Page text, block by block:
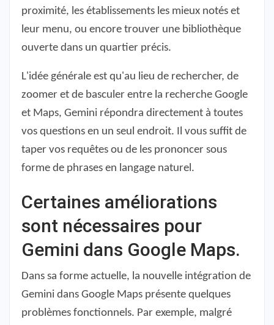
proximité, les établissements les mieux notés et
leur menu, ou encore trouver une bibliothèque
ouverte dans un quartier précis.
L'idée générale est qu'au lieu de rechercher, de
zoomer et de basculer entre la recherche Google
et Maps, Gemini répondra directement à toutes
vos questions en un seul endroit. Il vous suffit de
taper vos requêtes ou de les prononcer sous
forme de phrases en langage naturel.
Certaines améliorations
sont nécessaires pour
Gemini dans Google Maps.
Dans sa forme actuelle, la nouvelle intégration de
Gemini dans Google Maps présente quelques
problèmes fonctionnels. Par exemple, malgré